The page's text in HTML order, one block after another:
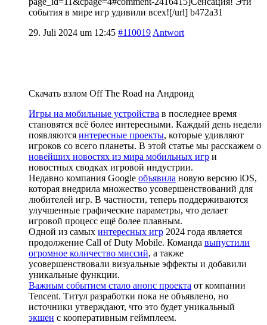
события в мире игр удивили всех![/url] b472a31
29. Juli 2024 um 12:45 #110019 Antwort
Скачать взлом Off The Road на Андроид
Игры на мобильные устройства в последнее время
становятся всё более интересными. Каждый день недели
появляются интересные проекты, которые удивляют
игроков со всего планеты. В этой статье мы расскажем о
новейших новостях из мира мобильных игр и
новостных сводках игровой индустрии.
Недавно компания Google объявила новую версию iOS,
которая внедрила множество усовершенствований для
любителей игр. В частности, теперь поддерживаются
улучшенные графические параметры, что делает
игровой процесс ещё более плавным.
Одной из самых интересных игр 2024 года является
продолжение Call of Duty Mobile. Команда выпустили
огромное количество миссий, а также
усовершенствовали визуальные эффекты и добавили
уникальные функции.
Важным событием стало анонс проекта от компании
Tencent. Титул разработки пока не объявлено, но
источники утверждают, что это будет уникальный
экшен с кооперативным геймплеем.